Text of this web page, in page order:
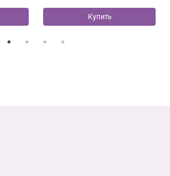
Купить